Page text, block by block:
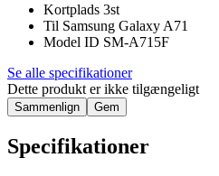
Kortplads 3st
Til Samsung Galaxy A71
Model ID SM-A715F
Se alle specifikationer
Dette produkt er ikke tilgængeligt
Sammenlign Gem
Specifikationer